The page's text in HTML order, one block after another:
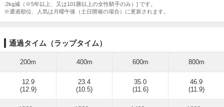
:2kg減（※5年以上、又は101勝以上の女性騎手のみ）] です。
※通過順位、人気は月曜午後（土日開催の場合）に更新されます。
通過タイム（ラップタイム）
200m 400m 600m 800m
12.9
(12.9)
23.4
(10.5)
35.0
(11.6)
46.9
(11.9)